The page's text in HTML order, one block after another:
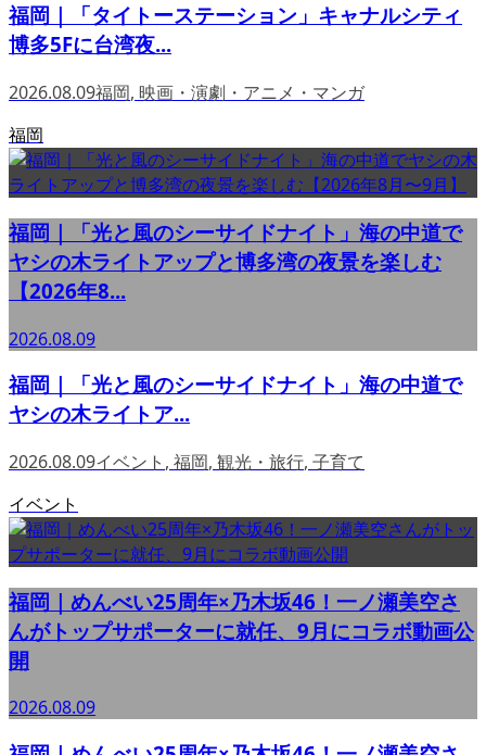
福岡｜「タイトーステーション」キャナルシティ
博多5Fに台湾夜...
2026.08.09福岡, 映画・演劇・アニメ・マンガ
福岡
福岡｜「光と風のシーサイドナイト」海の中道で
ヤシの木ライトアップと博多湾の夜景を楽しむ
【2026年8...
2026.08.09
福岡｜「光と風のシーサイドナイト」海の中道で
ヤシの木ライトア...
2026.08.09イベント , 福岡, 観光・旅行, 子育て
イベント
福岡｜めんべい25周年×乃木坂46！一ノ瀬美空さ
んがトップサポーターに就任、9月にコラボ動画公
開
2026.08.09